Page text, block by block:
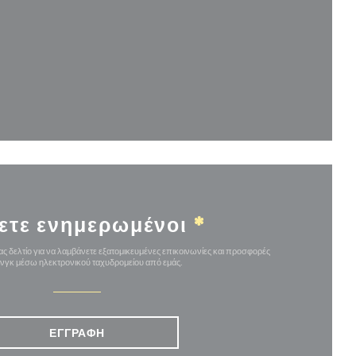
ενημερωμένοι *
δελτίο για να λαμβάνετε εξατομικευμένες επικοινωνίες και προσφορές
μέσω ηλεκτρονικού ταχυδρομείου από εμάς.
ΕΓΓΡΑΦΉ